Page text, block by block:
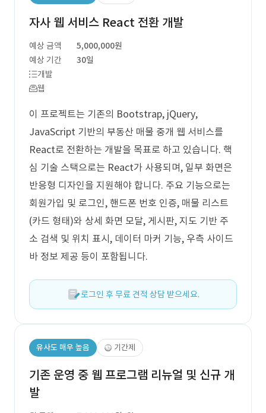
자사 웹 서비스 React 전환 개발
예상 금액
5,000,000원
예상 기간
30일
개발
웹
이 프로젝트는 기존의 Bootstrap, jQuery,
JavaScript 기반의 부동산 매물 중개 웹 서비스를
React로 전환하는 개발을 목표로 하고 있습니다. 핵
심 기술 스택으로는 React가 사용되며, 일부 화면은
반응형 디자인을 지원해야 합니다. 주요 기능으로는
회원가입 및 로그인, 핸드폰 번호 인증, 매물 리스트
(카드 형태)와 상세 화면 모달, 게시판, 지도 기반 주
소 검색 및 위치 표시, 데이터 마커 기능, 우측 사이드
바 정보 제공 등이 포함됩니다.
로그인 후 무료 견적 상담 받으세요.
유사도 매우 높음 기간제
기존 운영 중 웹 프로그램 리뉴얼 및 신규 개
발